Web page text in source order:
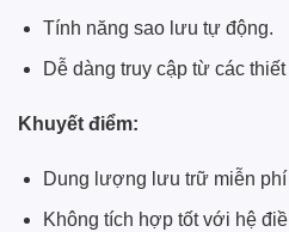
Tính năng sao lưu tự động.
Dễ dàng truy cập từ các
Khuyết điểm:
Dung lượng lưu trữ miễn phí
Không tích hợp tốt với hệ